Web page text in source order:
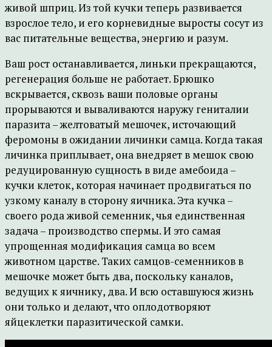
живой шприц. Из той кучки теперь развивается
взрослое тело, и его корневидные выросты сосут из
вас питательные вещества, энергию и разум.
Ваш рост останавливается, линьки прекращаются,
регенерация больше не работает. Брюшко
вскрывается, сквозь ваши половые органы
прорываются и вываливаются наружу гениталии
паразита – желтоватый мешочек, источающий
феромоны в ожидании личинки самца. Когда такая
личинка приплывает, она внедряет в мешок свою
редуцированную сущность в виде амебоида –
кучки клеток, которая начинает продвигаться по
узкому каналу в сторону яичника. Эта кучка –
своего рода живой семенник, чья единственная
задача – производство спермы. И это самая
упрощенная модификация самца во всем
животном царстве. Таких самцов-семенников в
мешочке может быть два, поскольку каналов,
ведущих к яичнику, два. И всю оставшуюся жизнь
они только и делают, что оплодотворяют
яйцеклетки паразитической самки.